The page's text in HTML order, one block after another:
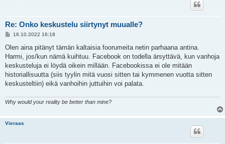
Re: Onko keskustelu siirtynyt muualle?
V
e
t
i
16.10.2022 16:18
Olen aina pitänyt tämän kaltaisia foorumeita netin parhaana antina.
Harmi, jos/kun nämä kuihtuu. Facebook on todella ärsyttävä, kun vanhoja
keskusteluja ei löydä oikein millään. Facebookissa ei ole mitään
historiallisuutta (siis tyylin mitä vuosi sitten tai kymmenen vuotta sitten
keskusteltiin) eikä vanhoihin juttuihin voi palata.
Why would your reality be better than mine?
Vieraas